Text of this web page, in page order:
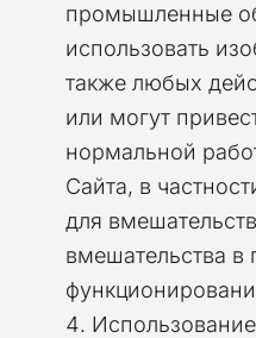
промышленные
использовать
также любых
или могут
нормальной
Сайта, в
для
вмешательства в